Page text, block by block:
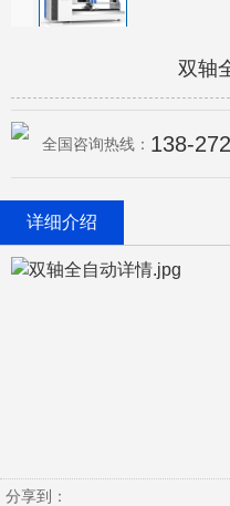
双轴
全国咨询热线： 138-
详细介绍
分享到：